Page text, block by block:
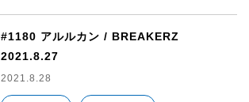
#1180 アルルカン / BREAKERZ
2021.8.27
2021.8.28